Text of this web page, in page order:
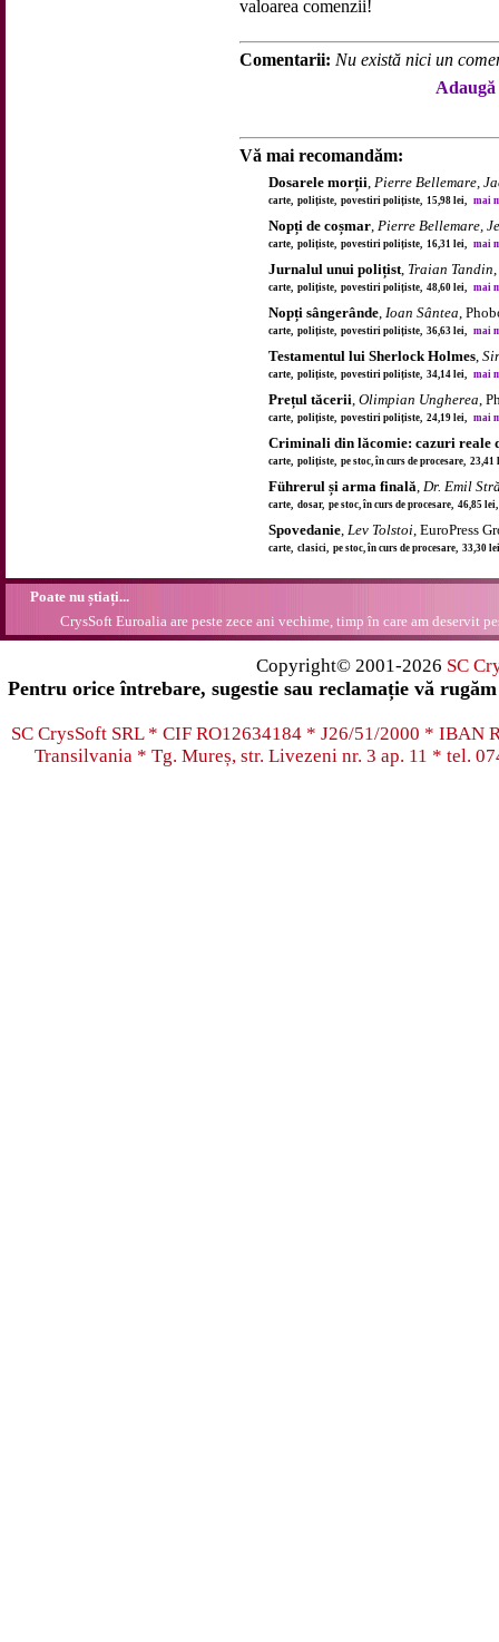
valoarea comenzii!
Comentarii: Nu există nici un
Vă mai recomandăm:
Dosarele morții, Pierre Bellemare,
carte, polițiste, povestiri polițiste, 15,98 lei, mai
Nopți de coșmar, Pierre Bellemare,
carte, polițiste, povestiri polițiste, 16,31 lei, mai
Jurnalul unui polițist, Traian Tandin
carte, polițiste, povestiri polițiste, 48,60 lei, mai
Nopți sângerânde, Ioan Sântea,
carte, polițiste, povestiri polițiste, 36,63 lei, mai
Testamentul lui Sherlock Holmes,
carte, polițiste, povestiri polițiste, 34,14 lei, mai
Prețul tăcerii, Olimpian Ungherea,
carte, polițiste, povestiri polițiste, 24,19 lei, mai
Criminali din lăcomie: cazuri reale
carte, polițiste, pe stoc, în curs de procesare,
Führerul și arma finală, Dr. Emil
carte, dosar, pe stoc, în curs de procesare, 46,85
Spovedanie, Lev Tolstoi, EuroPress
carte, clasici, pe stoc, în curs de procesare, 33,30
Poate nu știați...
CrysSoft Euroalia are peste zece ani vechime, timp în care am deservit
Copyright© 2001-2026 SC
Pentru orice întrebare, sugestie sau reclamație vă
SC CrysSoft SRL * CIF RO12634184 * J26/51/2000 * IBAN
Transilvania * Tg. Mureș, str. Livezeni nr. 3 ap. 11 * tel.